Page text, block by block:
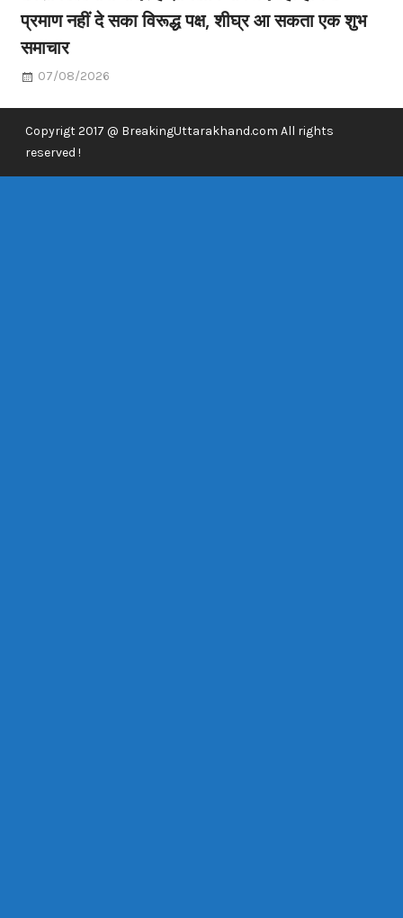
प्रमाण नहीं दे सका विरूद्ध पक्ष, शीघ्र आ सकता एक शुभ
समाचार
07/08/2026
Copyrigt 2017 @ BreakingUttarakhand.com All rights
reserved !